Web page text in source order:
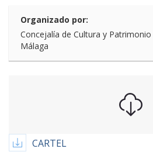
Organizado por:
Concejalía de Cultura y
Málaga
CARTEL